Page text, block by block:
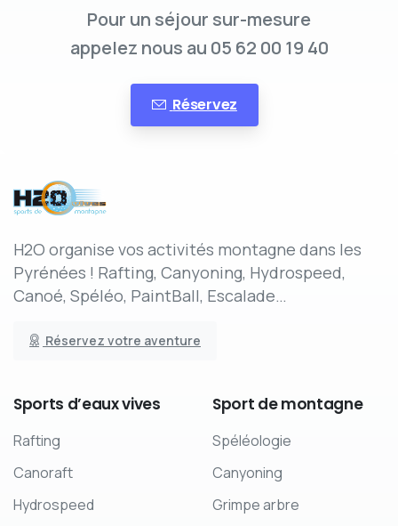
Pour un séjour sur-mesure
appelez nous au 05 62 00 19 40
Réservez
H2O organise vos activités montagne dans les
Pyrénées ! Rafting, Canyoning, Hydrospeed,
Canoé, Spéléo, PaintBall, Escalade…
Réservez votre aventure
Sports d’eauxvives
Rafting
Canoraft
Hydrospeed
Sport demontagne
Spéléologie
Canyoning
Grimpe arbre